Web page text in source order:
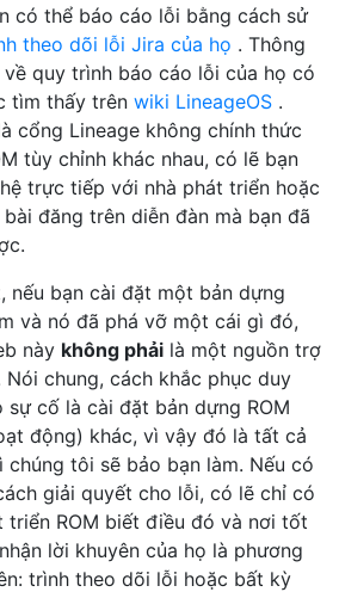
có thể báo cáo lỗi bằng cách sử
theo dõi lỗi Jira của họ . Thông
quy trình báo cáo lỗi của họ có
tìm thấy trên wiki LineageOS .
cổng Lineage không chính thức
tùy chỉnh khác nhau, có lẽ bạn
trực tiếp với nhà phát triển hoặc
đăng trên diễn đàn mà bạn đã
nếu bạn cài đặt một bản dựng
và nó đã phá vỡ một cái gì đó,
này không phải là một nguồn trợ
chung, cách khắc phục duy
sự cố là cài đặt bản dựng ROM
động) khác, vì vậy đó là tất cả
chúng tôi sẽ bảo bạn làm. Nếu có
giải quyết cho lỗi, có lẽ chỉ có
triển ROM biết điều đó và nơi tốt
lời khuyên của họ là phương
trình theo dõi lỗi hoặc bất kỳ